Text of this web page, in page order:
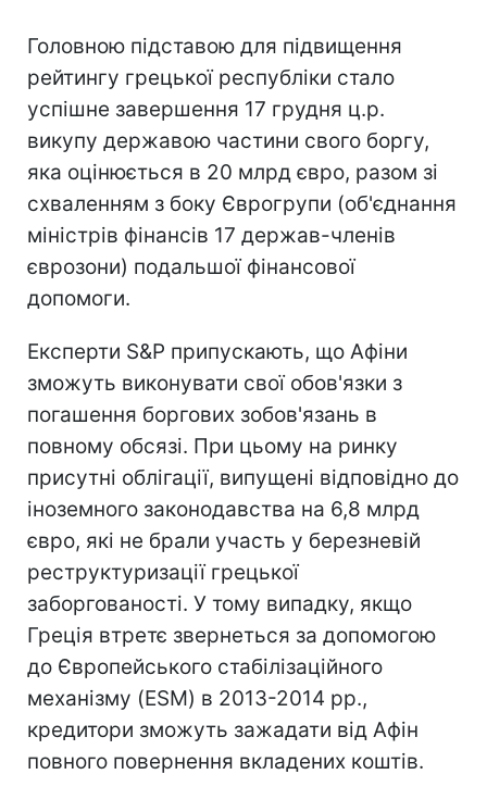
Головною підставою для підвищення
рейтингу грецької республіки стало
успішне завершення 17 грудня ц.р.
викупу державою частини свого боргу,
яка оцінюється в 20 млрд євро, разом зі
схваленням з боку Єврогрупи (об'єднання
міністрів фінансів 17 держав-членів
єврозони) подальшої фінансової
допомоги.
Експерти S&P припускають, що Афіни
зможуть виконувати свої обов'язки з
погашення боргових зобов'язань в
повному обсязі. При цьому на ринку
присутні облігації, випущені відповідно до
іноземного законодавства на 6,8 млрд
євро, які не брали участь у березневій
реструктуризації грецької
заборгованості. У тому випадку, якщо
Греція втретє звернеться за допомогою
до Європейського стабілізаційного
механізму (ESM) в 2013-2014 рр.,
кредитори зможуть зажадати від Афін
повного повернення вкладених коштів.